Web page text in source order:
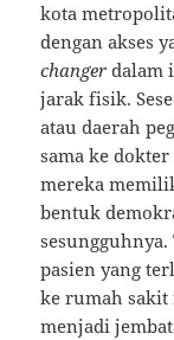
kota
dengan akses
changer dalam
jarak fisik.
atau daerah
sama ke
mereka
bentuk
pasien yang
ke rumah
menjadi